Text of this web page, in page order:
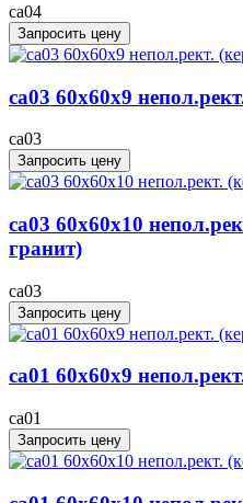
ca04
Запросить цену
ca03 60x60x9
ca03
Запросить цену
ca03 60x60x10
гранит)
ca03
Запросить цену
ca01 60x60x9
ca01
Запросить цену